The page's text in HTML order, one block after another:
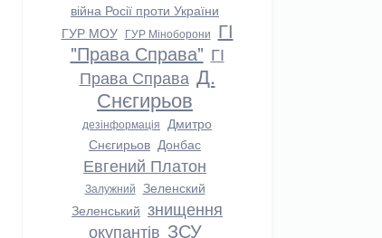
війна Росії проти України
ГУР МОУ ГУР Міноборони ГІ
"Права Справа" ГІ
Права Справа Д.
Снєгирьов
дезінформація Дмитро
Снєгирьов Донбас
Евгений Платон
Залужний Зеленский
Зеленський знищення
окупантів ЗСУ